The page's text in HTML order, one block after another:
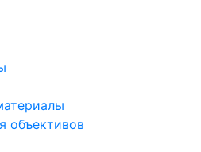
объективов